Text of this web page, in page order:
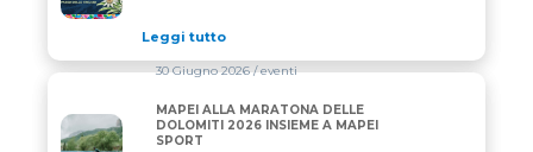
Leggi tutto
MAPEI ALLA MARATONA DELLE DOLOMITI 2026
30 Giugno 2026/ eventi
MAPEI ALLA MARATONA DELLE
DOLOMITI 2026 INSIEME A MAPEI
SPORT